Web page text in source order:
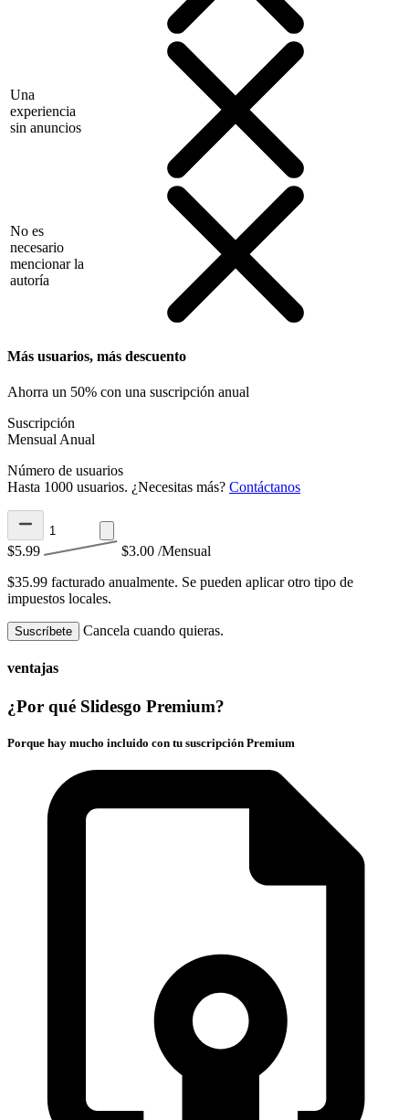
Una
experiencia
sin anuncios
No es
necesario
mencionar la
autoría
Más usuarios, más descuento
Ahorra un 50% con una suscripción anual
Suscripción
Mensual Anual
Número de usuarios
Hasta 1000 usuarios. ¿Necesitas más? Contáctanos
$5.99 $3.00 /Mensual
$35.99 facturado anualmente. Se pueden aplicar otro tipo de
impuestos locales.
Suscríbete Cancela cuando quieras.
ventajas
¿Por qué Slidesgo Premium?
Porque hay mucho incluido con tu suscripción Premium